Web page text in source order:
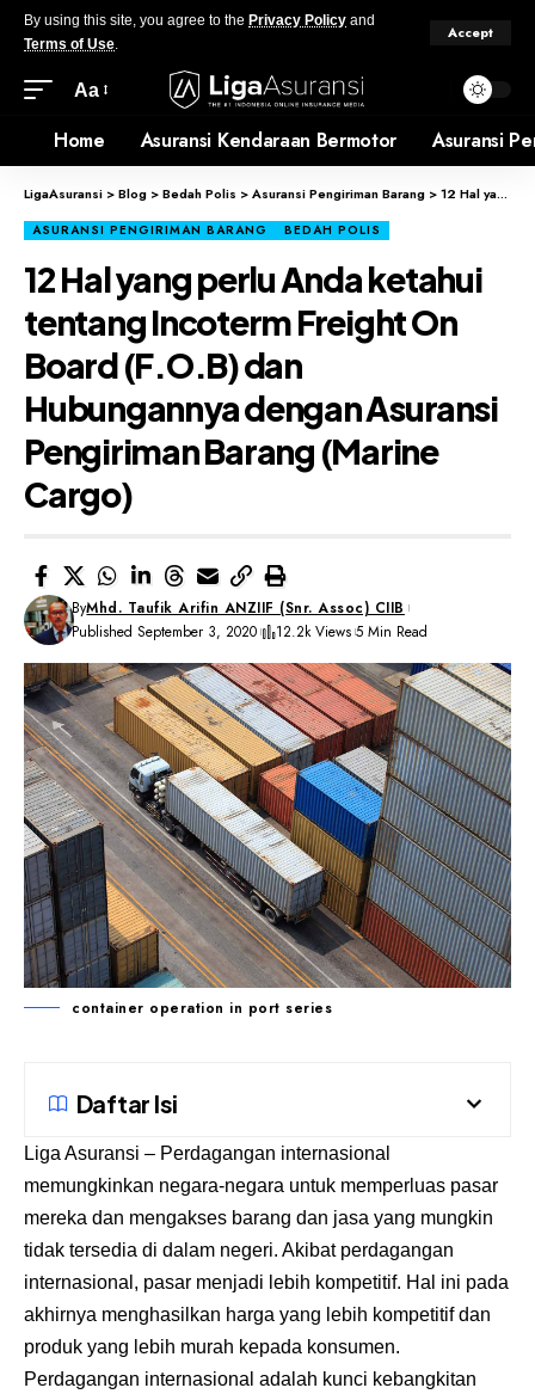
By using this site, you agree to the Privacy Policy and
Terms of Use.
Accept
Aa
Home Asuransi Kendaraan Bermotor Asuransi
LigaAsuransi >Blog >Bedah Polis >Asuransi Pengiriman Barang >12 Hal yang perlu Anda ketahui tentang Incoterm Freight On Board (F.O.B) dan Hubungannya dengan Asuransi Pengiriman Barang (Marine Cargo)
ASURANSI PENGIRIMAN BARANG BEDAH POLIS
12 Hal yang perlu Anda ketahui
tentang Incoterm Freight On
Board (F.O.B) dan
Hubungannya dengan Asuransi
Pengiriman Barang (Marine
Cargo)
ByMhd. Taufik Arifin ANZIIF (Snr. Assoc) CIIB
Published September 3, 2020
12.2k Views 5 Min Read
container operation in port series
Daftar Isi
Liga Asuransi – Perdagangan internasional
memungkinkan negara-negara untuk memperluas pasar
mereka dan mengakses barang dan jasa yang mungkin
tidak tersedia di dalam negeri. Akibat perdagangan
internasional, pasar menjadi lebih kompetitif. Hal ini pada
akhirnya menghasilkan harga yang lebih kompetitif dan
produk yang lebih murah kepada konsumen.
Perdagangan internasional adalah kunci kebangkitan